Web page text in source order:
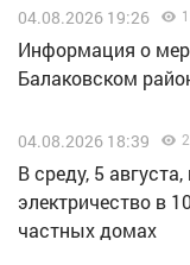
04.08.2026 19:26
Информация о
Балаковском
04.08.2026 18:39
В среду, 5
электричество в
частных домах